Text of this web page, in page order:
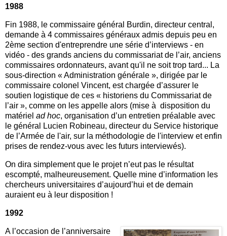
1988
Fin 1988, le commissaire général Burdin, directeur central,
demande à 4 commissaires généraux admis depuis peu en
2ème section d'entreprendre une série d’interviews - en
vidéo - des grands anciens du commissariat de l’air, anciens
commissaires ordonnateurs, avant qu'il ne soit trop tard... La
sous-direction « Administration générale », dirigée par le
commissaire colonel Vincent, est chargée d’assurer le
soutien logistique de ces « historiens du Commissariat de
l’air », comme on les appelle alors (mise à disposition du
matériel ad hoc, organisation d’un entretien préalable avec
le général Lucien Robineau, directeur du Service historique
de l’Armée de l'air, sur la méthodologie de l'interview et enfin
prises de rendez-vous avec les futurs interviewés).
On dira simplement que le projet n’eut pas le résultat
escompté, malheureusement. Quelle mine d’information les
chercheurs universitaires d’aujourd’hui et de demain
auraient eu à leur disposition !
1992
A l’occasion de l’anniversaire